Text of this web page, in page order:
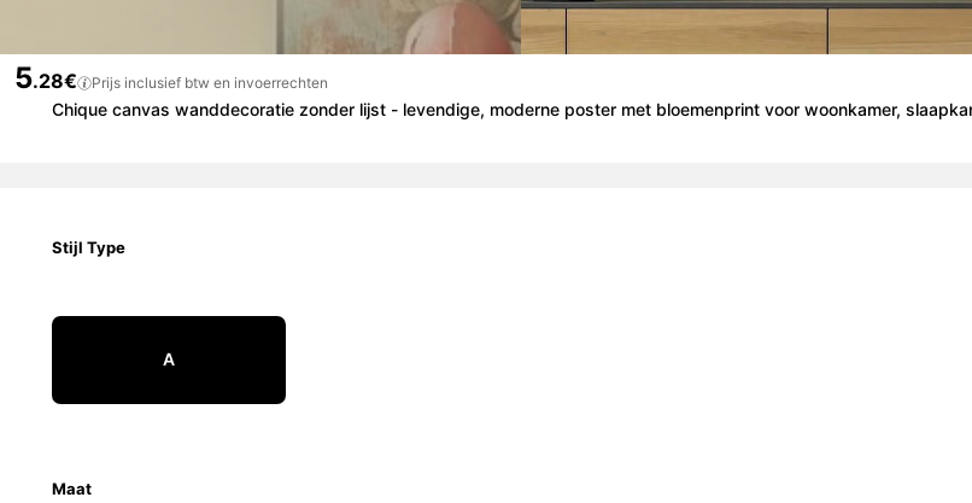
5.28€ Prijs inclusief btw en invoerrechten
Chique canvas wanddecoratie zonder lijst - levendige, moderne poster met bloemenprint voor woonkamer,
Stijl Type
A
Maat